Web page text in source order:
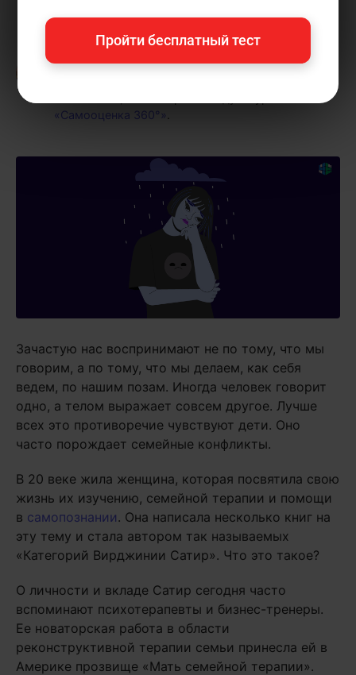
популяризатор экспертных знаний,
выпускница Исторического факультета МГУ.
«Самооценка 360°»
Зачастую нас воспринимают не по тому, что мы
говорим, а по тому, что мы делаем, как себя
ведем, по нашим позам. Иногда человек говорит
одно, а телом выражает совсем другое. Лучше
всех это противоречие чувствуют дети. Оно
часто порождает семейные конфликты.
В 20 веке жила женщина, которая посвятила свою
жизнь их изучению, семейной терапии и помощи
в самопознании. Она написала несколько книг на
эту тему и стала автором так называемых
«Категорий Вирджинии Сатир». Что это такое?
О личности и вкладе Сатир сегодня часто
вспоминают психотерапевты и бизнес-тренеры.
Ее новаторская работа в области
реконструктивной терапии семьи принесла ей в
Америке прозвище «Мать семейной терапии».
Пройти бесплатный тест